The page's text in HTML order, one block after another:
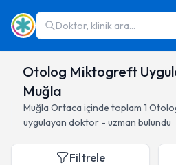
Doktor, klinik ara...
Otolog Miktogreft
Muğla
Muğla Ortaca içinde toplam 1
uygulayan doktor - uzman bulundu
Filtrele